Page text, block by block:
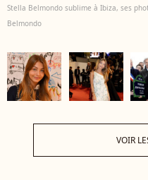
Stella Belmondo sublime à Ibiza, ses
Belmondo
VOIR